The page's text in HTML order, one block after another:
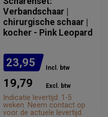
Verbandschaar |
chirurgische schaar |
kocher - Pink Leopard
23,95 Incl. btw
19,79 Excl. btw
Indicatie levertijd: 1-5
weken. Neem contact op
voor de actuele levertijd.